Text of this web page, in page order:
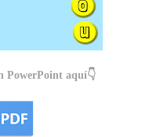
PowerPoint aquí👇